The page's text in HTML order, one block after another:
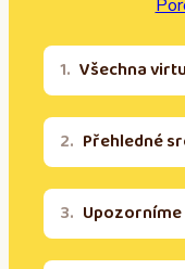
Všechna
Přehledné